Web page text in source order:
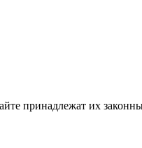
принадлежат их